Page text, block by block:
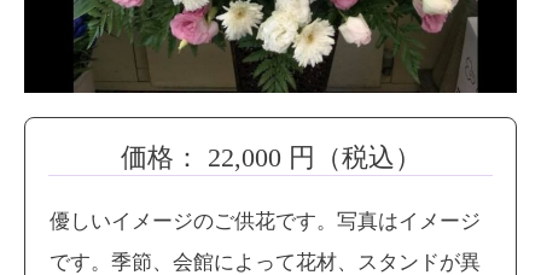
価格： 22,000円（税込）
優しいイメージのご供花です。写真はイメージ
です。季節、会館によって花材、スタンドが異